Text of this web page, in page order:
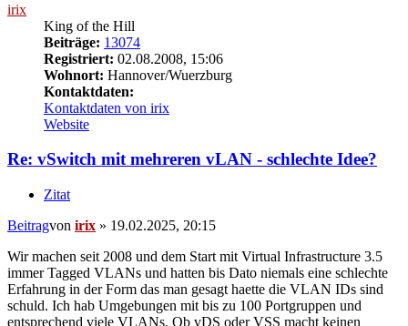
irix
King of the Hill
Beiträge: 13074
Registriert: 02.08.2008, 15:06
Wohnort: Hannover/Wuerzburg
Kontaktdaten:
Kontaktdaten von irix
Website
Re: vSwitch mit mehreren vLAN - schlechte Idee?
Zitat
Beitragvon irix » 19.02.2025, 20:15
Wir machen seit 2008 und dem Start mit Virtual Infrastructure 3.5
immer Tagged VLANs und hatten bis Dato niemals eine schlechte
Erfahrung in der Form das man gesagt haette die VLAN IDs sind
schuld. Ich hab Umgebungen mit bis zu 100 Portgruppen und
entsprechend viele VLANs. Ob vDS oder VSS macht keinen